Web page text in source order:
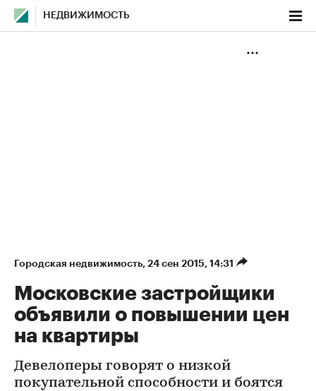
НЕДВИЖИМОСТЬ
Городская недвижимость⁠, 24 сен 2015, 14:31
Московские застройщики
объявили о повышении цен
на квартиры
Девелоперы говорят о низкой
покупательной способности и боятся